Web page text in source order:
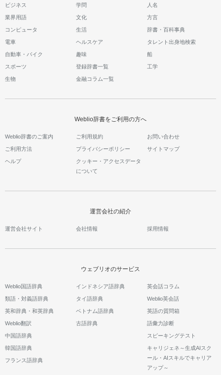
ビジネス 学問 人名
業界用語 文化 方言
コンピュータ 生活 辞書・百科事典
電車 ヘルスケア タレント出身地検索
自動車・バイク 趣味 船
スポーツ 登録辞書一覧 工学
生物 金融コラム一覧
Weblio辞書をご利用の方へ
Weblio辞書のご案内 ご利用規約 お問い合わせ
ご利用方法 プライバシーポリシー サイトマップ
ヘルプ
クッキー・アクセスデータ
について
運営会社の紹介
運営会社サイト 会社情報 採用情報
ウェブリオのサービス
Weblio国語辞典
類語・対義語辞典
英和辞典・和英辞典
Weblio翻訳
中国語辞典
韓国語辞典
フランス語辞典
インドネシア語辞典
タイ語辞典
ベトナム語辞典
古語辞典
英会話コラム
Weblio英会話
英語の質問箱
語彙力診断
スピーキングテスト
キャリジェネ～生成AIスク
ール・AIスキルでキャリア
アップ～